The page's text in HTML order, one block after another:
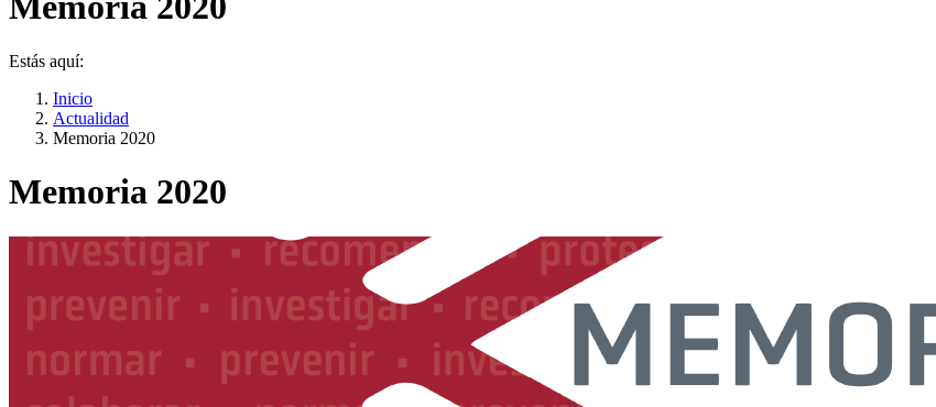
Estás aquí:
Inicio
Actualidad
Memoria 2020
Memoria 2020